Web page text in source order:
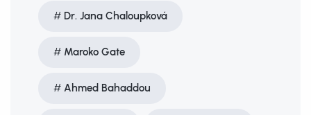
Dr. Jana Chaloupková
Maroko Gate
Ahmed Bahaddou